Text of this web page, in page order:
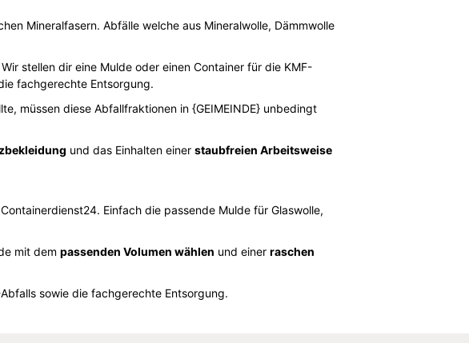
Mineralfasern. Abfälle welche aus Mineralwolle, Dämmwolle
stellen dir eine Mulde oder einen Container für die KMF-
fachgerechte Entsorgung.
müssen diese Abfallfraktionen in {GEIMEINDE} unbedingt
und das Einhalten einer staubfreien Arbeitsweise
Einfach die passende Mulde für Glaswolle,
mit dem passenden Volumen wählen und einer raschen
sowie die fachgerechte Entsorgung.